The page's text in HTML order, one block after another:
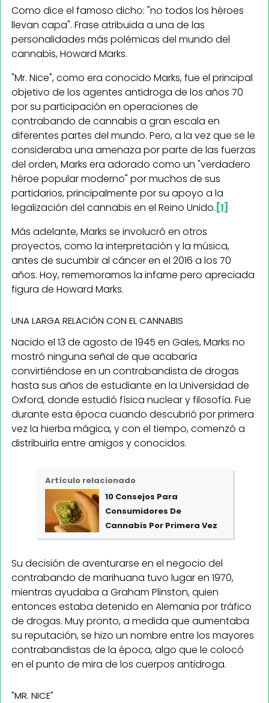
Como dice el famoso dicho: "no todos los héroes
llevan capa". Frase atribuida a una de las
personalidades más polémicas del mundo del
cannabis, Howard Marks.
"Mr. Nice", como era conocido Marks, fue el principal
objetivo de los agentes antidroga de los años 70
por su participación en operaciones de
contrabando de cannabis a gran escala en
diferentes partes del mundo. Pero, a la vez que se le
consideraba una amenaza por parte de las fuerzas
del orden, Marks era adorado como un "verdadero
héroe popular moderno" por muchos de sus
partidarios, principalmente por su apoyo a la
legalización del cannabis en el Reino Unido. [1]
Más adelante, Marks se involucró en otros
proyectos, como la interpretación y la música,
antes de sucumbir al cáncer en el 2016 a los 70
años. Hoy, rememoramos la infame pero apreciada
figura de Howard Marks.
UNA LARGA RELACIÓN CON EL CANNABIS
Nacido el 13 de agosto de 1945 en Gales, Marks no
mostró ninguna señal de que acabaría
convirtiéndose en un contrabandista de drogas
hasta sus años de estudiante en la Universidad de
Oxford, donde estudió física nuclear y filosofía. Fue
durante esta época cuando descubrió por primera
vez la hierba mágica, y con el tiempo, comenzó a
distribuirla entre amigos y conocidos.
Artículo relacionado
10 Consejos Para
Consumidores De
Cannabis Por Primera Vez
Su decisión de aventurarse en el negocio del
contrabando de marihuana tuvo lugar en 1970,
mientras ayudaba a Graham Plinston, quien
entonces estaba detenido en Alemania por tráfico
de drogas. Muy pronto, a medida que aumentaba
su reputación, se hizo un nombre entre los mayores
contrabandistas de la época, algo que le colocó
en el punto de mira de los cuerpos antidroga.
"MR. NICE"